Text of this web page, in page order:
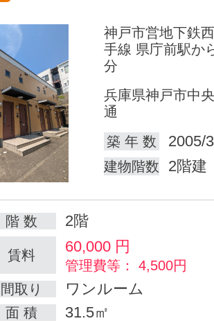
神戸市営地下鉄
手線 県庁前駅か
分
兵庫県神戸市中
通
築 年 数
2005/
建物階数 2階建
階 数 2階
賃料 60,000 円
管理費等： 4,500円
間取り
ワンルーム
面 積 31.5㎡